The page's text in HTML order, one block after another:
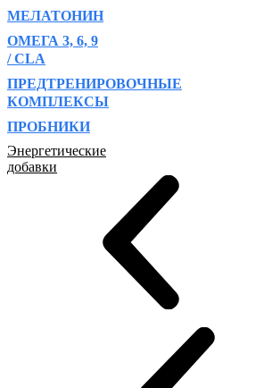
МЕЛАТОНИН
ОМЕГА 3, 6, 9
/ CLA
ПРЕДТРЕНИРОВОЧНЫЕ
КОМПЛЕКСЫ
ПРОБНИКИ
Энергетические
добавки